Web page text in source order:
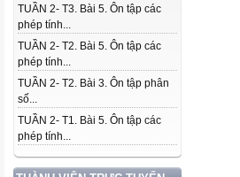
TUẦN 2- T3. Bài 5. Ôn tập các
phép tính...
TUẦN 2- T2. Bài 5. Ôn tập các
phép tính...
TUẦN 2- T2. Bài 3. Ôn tập phân
số...
TUẦN 2- T1. Bài 5. Ôn tập các
phép tính...